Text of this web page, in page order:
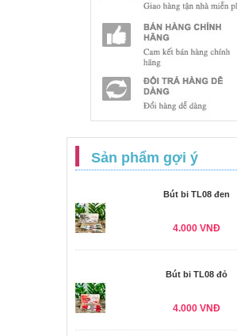
Sản phẩm gợi ý
Bút bi TL08 đen
4.000 VNĐ
Bút bi TL08 đỏ
4.000 VNĐ